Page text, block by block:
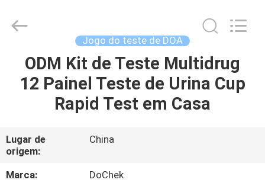
CASA
PRODUTOS
SOBRE
NÓS
hCG
Jogo do teste de DOA
ODM Kit de Teste Multidrug
12 Painel Teste de Urina Cup
Rapid Test em Casa
Lugar de
origem:
China
Marca:
DoChek